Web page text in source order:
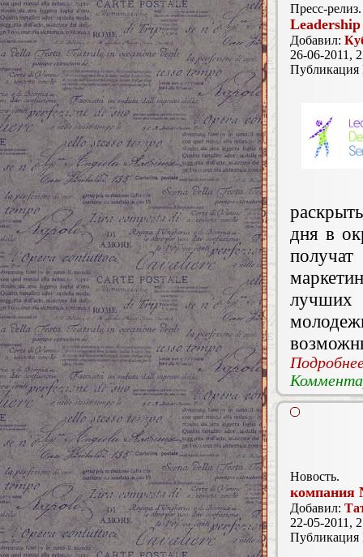
Пресс-релиз.
Добавил:
26-06-2011,
дня в
лучших
Новость.
компания
Добавил:
22-05-2011,